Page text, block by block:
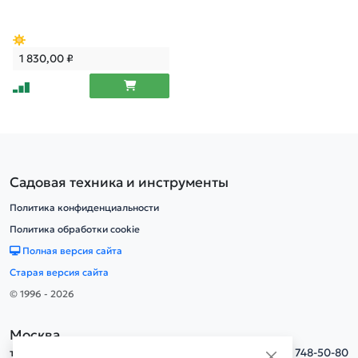
1 830,00₽
Садовая техника и инструменты
Политика конфиденциальности
Политика обработки cookie
Полная версия сайта
Старая версия сайта
© 1996 - 2026
Москва
тел. +7(495) 748-50-80